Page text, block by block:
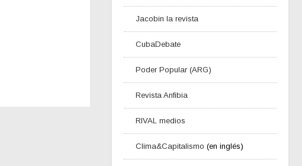
Jacobin la revista
CubaDebate
Poder Popular (ARG)
Revista Anfibia
RIVAL medios
Clima&Capitalismo (en inglés)